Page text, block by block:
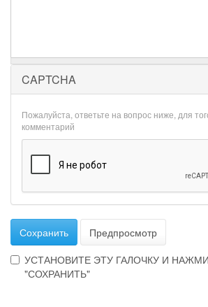
CAPTCHA
Пожалуйста, ответьте на вопрос ниже, для
комментарий
Сохранить
Предпросмотр
УСТАНОВИТЕ ЭТУ ГАЛОЧКУ И
"СОХРАНИТЬ"